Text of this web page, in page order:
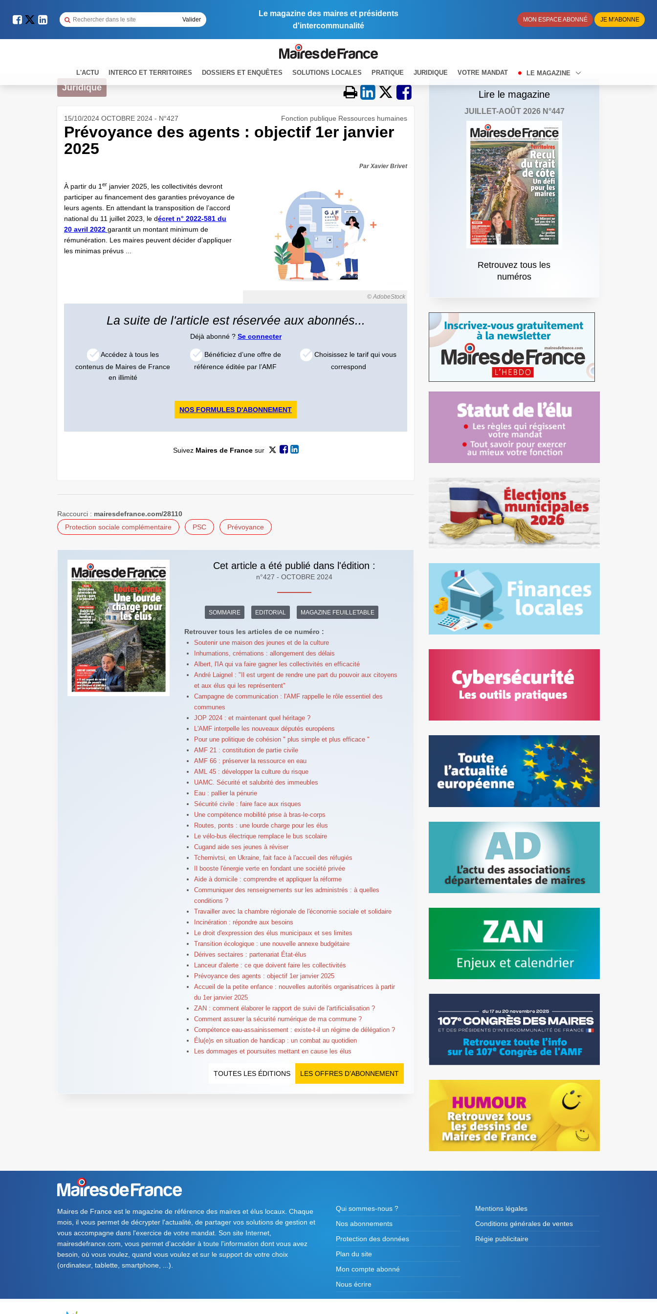
Le magazine des maires et présidents
d'intercommunalité
MON ESPACE ABONNÉ JE M'ABONNE
L'ACTU INTERCO ET TERRITOIRES DOSSIERS ET ENQUÊTES SOLUTIONS LOCALES PRATIQUE JURIDIQUE VOTRE MANDAT LE MAGAZINE
Juridique
15/10/2024 OCTOBRE 2024 - N°427 Fonction publique Ressources humaines
Prévoyance des agents : objectif 1er janvier
2025
Par Xavier Brivet
© AdobeStock
À partir du 1 er janvier 2025, les collectivités devront
participer au financement des garanties prévoyance de
leurs agents. En attendant la transposition de l’accord
national du 11 juillet 2023, le décret n° 2022-581 du
20 avril 2022 garantit un montant minimum de
rémunération. Les maires peuvent décider d’appliquer
les minimas prévus ...
La suite de l'article est réservée aux abonnés...
Déjà abonné ? Se connecter
Accédez à tous les
contenus de Maires de France
en illimité
Bénéficiez d’une offre de
référence éditée par l’AMF
Choisissez le tarif qui vous
correspond
NOS FORMULES D'ABONNEMENT
Suivez Maires de Francesur
Raccourci : mairesdefrance.com/28110
Protection sociale complémentaire
PSC Prévoyance
Cet article a été publié dans l'édition :
n°427 - OCTOBRE 2024
SOMMAIRE EDITORIAL MAGAZINE FEUILLETABLE
Retrouver tous les articles de ce numéro :
Soutenir une maison des jeunes et de la culture
Inhumations, crémations : allongement des délais
Albert, l'IA qui va faire gagner les collectivités en efficacité
André Laignel : "Il est urgent de rendre une part du pouvoir aux citoyens
et aux élus qui les représentent"
Campagne de communication : l'AMF rappelle le rôle essentiel des
communes
JOP 2024 : et maintenant quel héritage ?
L'AMF interpelle les nouveaux députés européens
Pour une politique de cohésion " plus simple et plus efficace "
AMF 21 : constitution de partie civile
AMF 66 : préserver la ressource en eau
AML 45 : développer la culture du risque
UAMC. Sécurité et salubrité des immeubles
Eau : pallier la pénurie
Sécurité civile : faire face aux risques
Une compétence mobilité prise à bras-le-corps
Routes, ponts : une lourde charge pour les élus
Le vélo-bus électrique remplace le bus scolaire
Cugand aide ses jeunes à réviser
Tchernivtsi, en Ukraine, fait face à l'accueil des réfugiés
Il booste l'énergie verte en fondant une société privée
Aide à domicile : comprendre et appliquer la réforme
Communiquer des renseignements sur les administrés : à quelles
conditions ?
Travailler avec la chambre régionale de l'économie sociale et solidaire
Incinération : répondre aux besoins
Le droit d'expression des élus municipaux et ses limites
Transition écologique : une nouvelle annexe budgétaire
Dérives sectaires : partenariat État-élus
Lanceur d'alerte : ce que doivent faire les collectivités
Prévoyance des agents : objectif 1er janvier 2025
Accueil de la petite enfance : nouvelles autorités organisatrices à partir
du 1er janvier 2025
ZAN : comment élaborer le rapport de suivi de l'artificialisation ?
Comment assurer la sécurité numérique de ma commune ?
Compétence eau-assainissement : existe-t-il un régime de délégation ?
Élu(e)s en situation de handicap : un combat au quotidien
Les dommages et poursuites mettant en cause les élus
LES OFFRES D’ABONNEMENT
TOUTES LES ÉDITIONS
Lire le magazine
JUILLET-AOÛT 2026 N°447
Retrouvez tous les
numéros
Maires de France est le magazine de référence des maires et élus locaux. Chaque
mois, il vous permet de décrypter l'actualité, de partager vos solutions de gestion et
vous accompagne dans l'exercice de votre mandat. Son site Internet,
mairesdefrance.com, vous permet d’accéder à toute l'information dont vous avez
besoin, où vous voulez, quand vous voulez et sur le support de votre choix
(ordinateur, tablette, smartphone, ...).
Qui sommes-nous ?
Nos abonnements
Protection des données
Plan du site
Mon compte abonné
Nous écrire
Mentions légales
Conditions générales de ventes
Régie publicitaire